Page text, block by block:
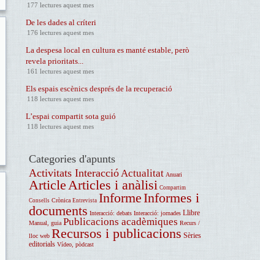
177 lectures aquest mes
De les dades al críteri
176 lectures aquest mes
La despesa local en cultura es manté estable, però
revela prioritats...
161 lectures aquest mes
Els espais escènics després de la recuperació
118 lectures aquest mes
L’espai compartit sota guió
118 lectures aquest mes
Categories d'apunts
Activitats InteraccióActualitat Anuari
ArticleArticles i anàlisi Compartim
Consells Crònica Entrevista InformeInformes i
documents Interacció: debats Interacció: jornades Llibre
Manual, guia Publicacions acadèmiques Recurs /
lloc web Recursos i publicacions Sèries
editorials Vídeo, pòdcast